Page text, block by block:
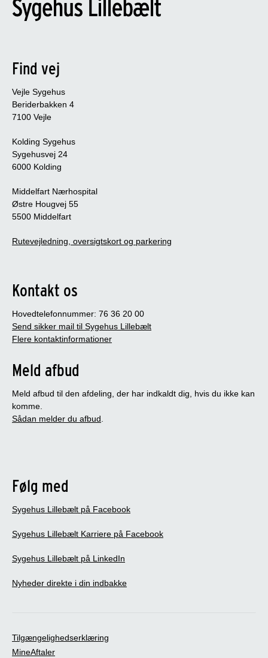
Find vej
Vejle Sygehus
Beriderbakken 4
7100 Vejle
Kolding Sygehus
Sygehusvej 24
6000 Kolding
Middelfart Nærhospital
Østre Hougvej 55
5500 Middelfart
Rutevejledning, oversigtskort og parkering
Kontakt os
Hovedtelefonnummer: 76 36 20 00
Send sikker mail til Sygehus Lillebælt
Flere kontaktinformationer
Meld afbud
Meld afbud til den afdeling, der har indkaldt dig, hvis du ikke kan
komme.
Sådan melder du afbud.
Følg med
Sygehus Lillebælt på Facebook
Sygehus Lillebælt Karriere på Facebook
Sygehus Lillebælt på LinkedIn
Nyheder direkte i din indbakke
Tilgængelighedserklæring
MineAftaler